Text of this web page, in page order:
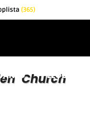
(365)
ELŐZETESEK
Church